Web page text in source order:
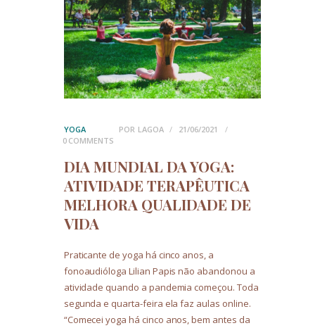
YOGA POR LAGOA
21/06/2021
0 COMMENTS
DIA MUNDIAL DA YOGA:
ATIVIDADE TERAPÊUTICA
MELHORA QUALIDADE DE
VIDA
Praticante de yoga há cinco anos, a
fonoaudióloga Lilian Papis não abandonou a
atividade quando a pandemia começou. Toda
segunda e quarta-feira ela faz aulas online.
“Comecei yoga há cinco anos, bem antes da